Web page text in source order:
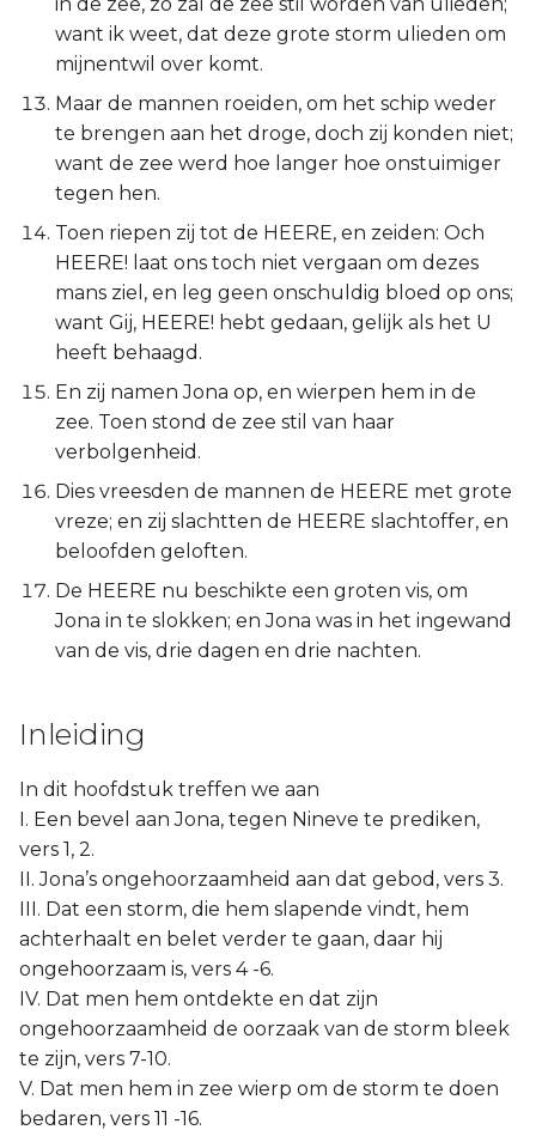
want ik weet, dat deze grote storm ulieden om
mijnentwil over komt.
Maar de mannen roeiden, om het schip weder
te brengen aan het droge, doch zij konden niet;
want de zee werd hoe langer hoe onstuimiger
tegen hen.
Toen riepen zij tot de HEERE, en zeiden: Och
HEERE! laat ons toch niet vergaan om dezes
mans ziel, en leg geen onschuldig bloed op ons;
want Gij, HEERE! hebt gedaan, gelijk als het U
heeft behaagd.
En zij namen Jona op, en wierpen hem in de
zee. Toen stond de zee stil van haar
verbolgenheid.
Dies vreesden de mannen de HEERE met grote
vreze; en zij slachtten de HEERE slachtoffer, en
beloofden geloften.
De HEERE nu beschikte een groten vis, om
Jona in te slokken; en Jona was in het ingewand
van de vis, drie dagen en drie nachten.
Inleiding
In dit hoofdstuk treffen we aan
I. Een bevel aan Jona, tegen Nineve te prediken,
vers 1, 2.
II. Jona’s ongehoorzaamheid aan dat gebod, vers 3.
III. Dat een storm, die hem slapende vindt, hem
achterhaalt en belet verder te gaan, daar hij
ongehoorzaam is, vers 4 -6.
IV. Dat men hem ontdekte en dat zijn
ongehoorzaamheid de oorzaak van de storm bleek
te zijn, vers 7-10.
V. Dat men hem in zee wierp om de storm te doen
bedaren, vers 11 -16.